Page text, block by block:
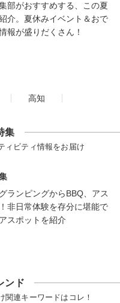
部がおすすめする、この夏
介。夏休みイベント＆おで
報が盛りだくさん！
高知
集
ィビティ情報をお届け
ランピングからBBQ、アス
非日常体験を存分に堪能で
スポットを紹介
ンド
関連キーワードはコレ！